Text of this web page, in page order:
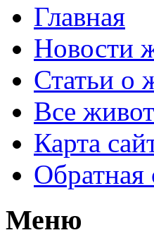
Главная
Новости
Статьи о
Все
Карта
Обратная
Меню